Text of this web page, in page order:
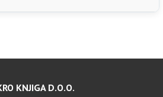
KNJIGA D.O.O.